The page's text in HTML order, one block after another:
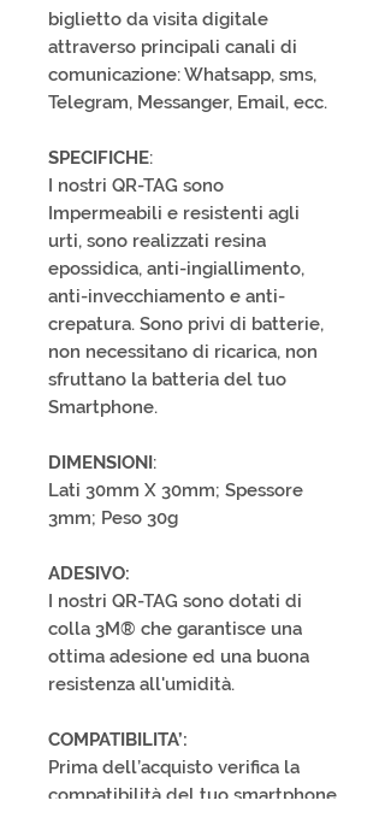
biglietto da visita digitale
attraverso principali canali di
comunicazione: Whatsapp, sms,
Telegram, Messanger, Email, ecc.
SPECIFICHE:
I nostri QR-TAG sono
Impermeabili e resistenti agli
urti, sono realizzati resina
epossidica, anti-ingiallimento,
anti-invecchiamento e anti-
crepatura. Sono privi di batterie,
non necessitano di ricarica, non
sfruttano la batteria del tuo
Smartphone.
DIMENSIONI:
Lati 30mm X 30mm; Spessore
3mm; Peso 30g
ADESIVO:
I nostri QR-TAG sono dotati di
colla 3M® che garantisce una
ottima adesione ed una buona
resistenza all'umidità.
COMPATIBILITA’:
Prima dell’acquisto verifica la
compatibilità del tuo smartphone